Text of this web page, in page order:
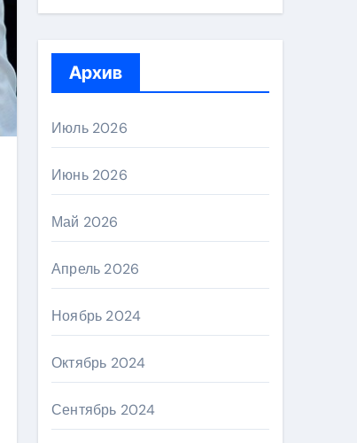
Архив
Июль 2026
Июнь 2026
Май 2026
Апрель 2026
Ноябрь 2024
Октябрь 2024
Сентябрь 2024